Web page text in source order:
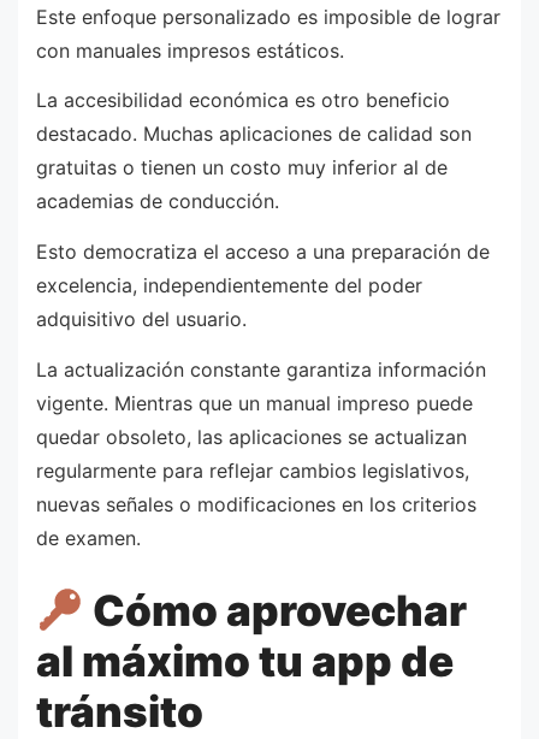
Este enfoque personalizado es imposible de lograr
con manuales impresos estáticos.
La accesibilidad económica es otro beneficio
destacado. Muchas aplicaciones de calidad son
gratuitas o tienen un costo muy inferior al de
academias de conducción.
Esto democratiza el acceso a una preparación de
excelencia, independientemente del poder
adquisitivo del usuario.
La actualización constante garantiza información
vigente. Mientras que un manual impreso puede
quedar obsoleto, las aplicaciones se actualizan
regularmente para reflejar cambios legislativos,
nuevas señales o modificaciones en los criterios
de examen.
Cómo aprovechar
al máximo tu app de
tránsito